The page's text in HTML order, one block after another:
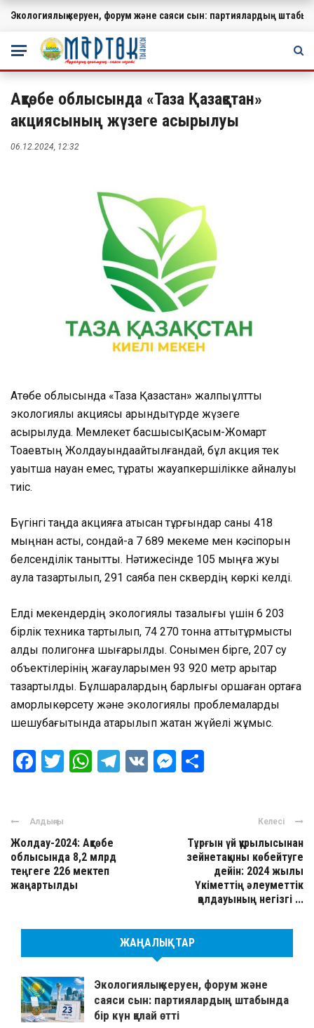
МАҢЫЗДЫ
Экологиялық керуен, форум және саяси сын: партиялардың
Ақтөбе облысында «Таза Қазақстан»
акциясының жүзеге асырылуы
06.12.2024, 12:32
Ақтөбе облысында «Таза Қазақстан» жалпыұлттық
экологиялық акциясы қарқындытүрде жүзеге
асырылуда. Мемлекет басшысыҚасым-Жомарт
Тоқаевтың Жолдауындаайтылғандай, бұл акция тек
уақытша науқан емес, тұрақты жауапкершілікке айналуы
тиіс.
Бүгінгі таңда акцияға қатысқан тұрғындар саны 418
мыңнан асты, сондай-ақ 7 689 мекеме мен кәсіпорын
белсенділік танытты. Нәтижесінде 105 мыңға жуық
аула тазартылып, 291 саябақ пен сквердің көркі келді.
Елді мекендердің экологиялық тазалығы үшін 6 203
бірлік техника тартылып, 74 270 тонна қаттытұрмыстық
қалдық полигонға шығарылды. Сонымен бірге, 207 су
объектілерінің жағауларымен 93 920 метр арықтар
тазартылды. Бұлшаралардың барлығы қоршаған ортаға
қамқорлықкөрсету және экологиялық проблемаларды
шешубағытында атқарылып жатқан жүйелі жұмыс.
Facebook
Twitter
WhatsApp
Telegram
VK Messenger
Алдыңғы
Жолдау-2024: Ақтөбе
облысында 8,2 млрд
теңгеге 226 мектеп
жаңартылды
Келесі
Тұрғын үй құрылысынан
зейнетақыны көбейтуге
дейін: 2024 жылы
Үкіметтің әлеуметтік
қолдауының негізгі ...
ЖАҢАЛЫҚТАР
Экологиялық керуен, форум және
саяси сын: партиялардың штабында
бір күн қалай өтті